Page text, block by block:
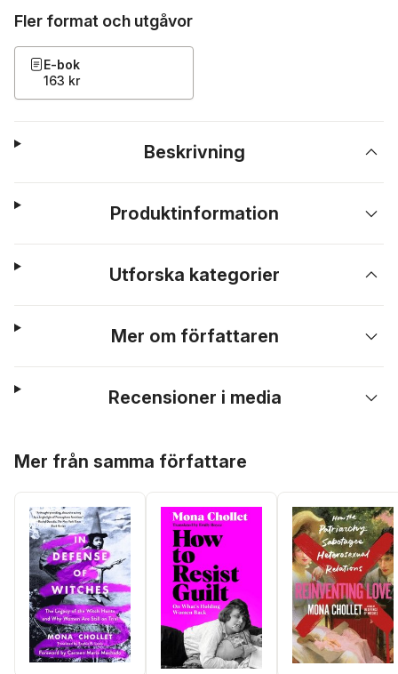
Fler format och utgåvor
E-bok
163 kr
Beskrivning
Produktinformation
Utforska kategorier
Mer om författaren
Recensioner i media
Mer från samma författare